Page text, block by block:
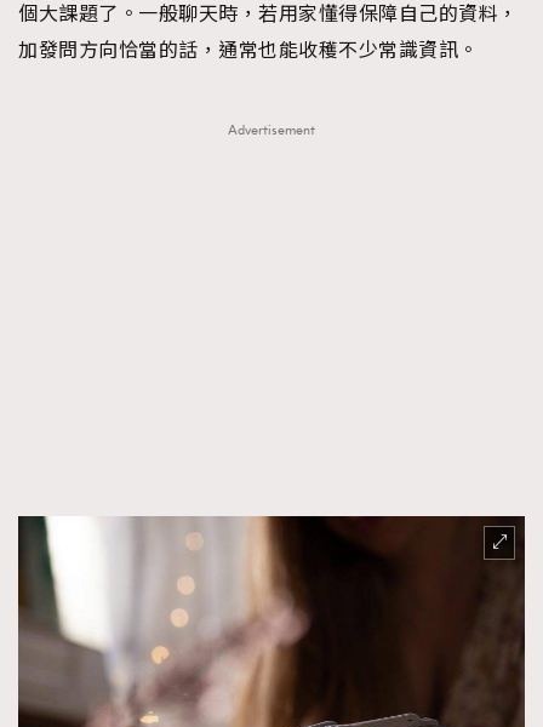
個大課題了。一般聊天時，若用家懂得保障自己的資料，
加發問方向恰當的話，通常也能收穫不少常識資訊。
Advertisement